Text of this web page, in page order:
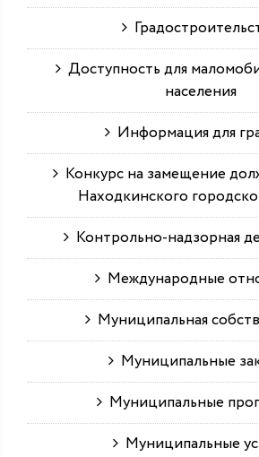
Доступность для
населения
Информация для
Конкурс на замещение
Находкинского
Контрольно-надзорная
Международные
Муниципальная
Муниципальные
Муниципальные
Муниципальные